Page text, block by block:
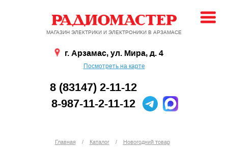
МАГАЗИН ЭЛЕКТРИКИ И ЭЛЕКТРОНИКИ В АРЗАМАСЕ
г. Арзамас, ул. Мира, д. 4
Посмотреть на карте
8 (83147) 2-11-12
8-987-11-2-11-12
Главная / Каталог / Новогодний товар